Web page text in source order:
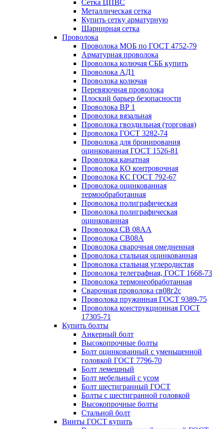
Сетка ЦПВС
Металлическая сетка
Купить сетку арматурную
Шарнирная сетка
Проволока
Проволока МОБ по ГОСТ 4752-79
Арматурная проволока
Проволока колючая СББ купить
Проволока АД1
Проволока колючая
Перевязочная проволока
Плоский барьер безопасности
Проволока ВР 1
Проволока вязальная
Проволока гвоздильная (торговая)
Проволока ГОСТ 3282-74
Проволока для бронирования
оцинкованная ГОСТ 1526-81
Проволока канатная
Проволока КО контровочная
Проволока КС ГОСТ 792-67
Проволока оцинкованная
термообработанная
Проволока полиграфическая
Проволока полиграфическая
оцинкованная
Проволока СВ 08АА
Проволока СВ08А
Проволока сварочная омедненная
Проволока стальная оцинкованная
Проволока стальная углеродистая
Проволока телеграфная, ГОСТ 1668-73
Проволока термонеобработанная
Сварочная проволока св08г2с
Проволока пружинная ГОСТ 9389-75
Проволока конструкционная ГОСТ
17305-71
Купить болты
Анкерный болт
Высокопрочные болты
Болт оцинкованный с уменьшенной
головкой ГОСТ 7796-70
Болт лемешный
Болт мебельный с усом
Болт шестигранный ГОСТ
Болты с шестигранной головкой
Высокопрочные болты
Стальной болт
Винты ГОСТ купить